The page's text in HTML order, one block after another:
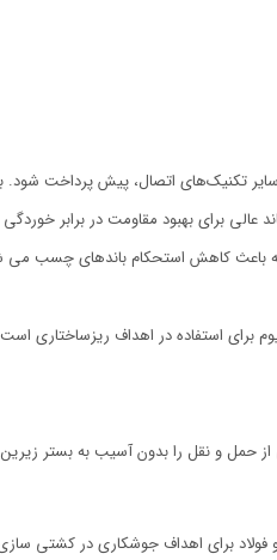
تکنیک‌های اتصال، پیش پرداخت شود.
عالی برای بهبود مقاومت در برابر
کاهش استحکام باندهای چسب می
برای استفاده در اهداف ریزساختاری
حمل و نقل را بدون آسیب به بستر
برای اهداف جوشکاری در کشتی